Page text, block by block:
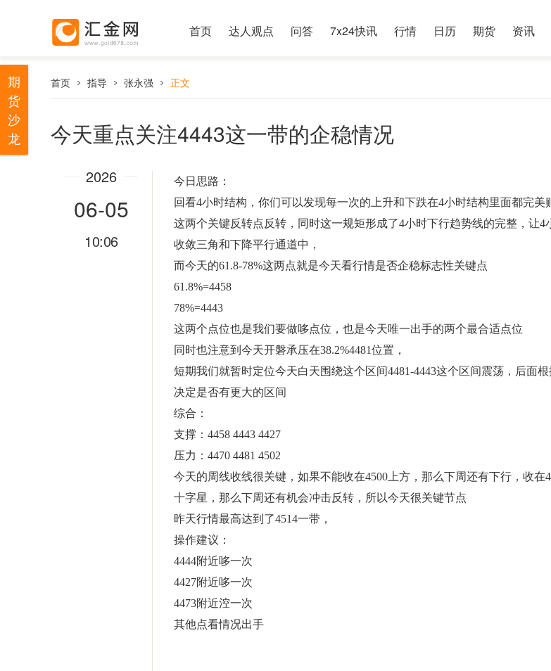
首页 达人观点 问答 7x24快讯 行情 日历 期货 资讯
首页 指导 张永强 正文
今天重点关注4443这一带的企稳情况
2026
06-05
10:06
今日思路：
回看4小时结构，你们可以发现每一次的上升和下跌在4小时结构里面都完美
这两个关键反转点反转，同时这一规矩形成了4小时下行趋势线的完整，让4
收敛三角和下降平行通道中，
而今天的61.8-78%这两点就是今天看行情是否企稳标志性关键点
61.8%=4458
78%=4443
这两个点位也是我们要做哆点位，也是今天唯一出手的两个最合适点位
同时也注意到今天开磐承压在38.2%4481位置，
短期我们就暂时定位今天白天围绕这个区间4481-4443这个区间震荡，后面
决定是否有更大的区间
综合：
支撑：4458 4443 4427
压力：4470 4481 4502
今天的周线收线很关键，如果不能收在4500上方，那么下周还有下行，收在
十字星，那么下周还有机会冲击反转，所以今天很关键节点
昨天行情最高达到了4514一带，
操作建议：
4444附近哆一次
4427附近哆一次
4473附近涳一次
其他点看情况出手
期
货
沙
龙